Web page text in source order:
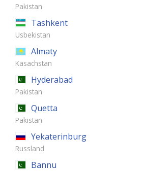
Pakistan
Tashkent
Usbekistan
Almaty
Kasachstan
Hyderabad
Pakistan
Quetta
Pakistan
Yekaterinburg
Russland
Bannu